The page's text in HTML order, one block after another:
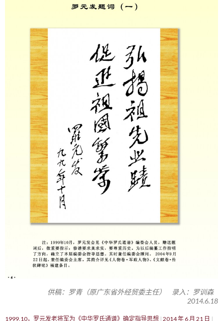
供稿：罗青（原广东省外经贸委主任） 录入：罗训森
2014.6.18
1999.10，罗元发老将军为《中华罗氏通谱》确定指导思想 2014 年 6 月 21 日